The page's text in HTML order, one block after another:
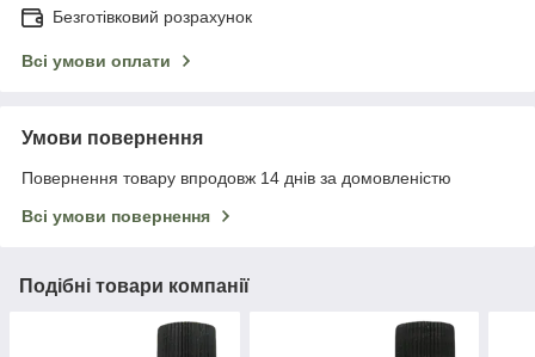
Безготівковий розрахунок
Всі умови оплати
Умови повернення
Повернення товару впродовж 14 днів за домовленістю
Всі умови повернення
Подібні товари компанії